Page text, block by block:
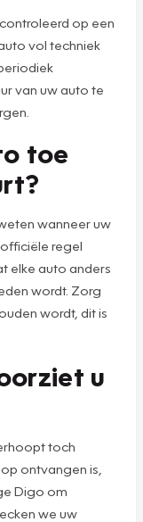
op een
vol techniek
van uw auto te
toe
wanneer uw
regel
elke auto anders
wordt. Zorg
wordt, dit is
u
toch
ontvangen is,
Digo om
we uw